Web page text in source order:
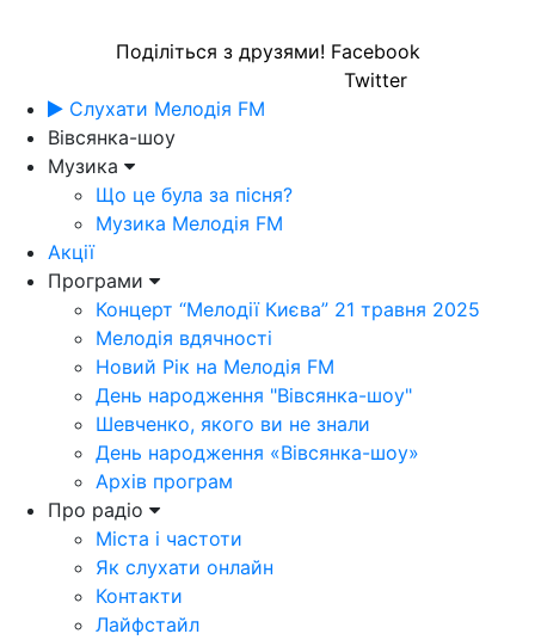
Поділіться з друзями! Facebook
Twitter
Слухати Мелодія FM
Вівсянка-шоу
Музика
Що це була за пісня?
Музика Мелодія FM
Акції
Програми
Концерт “Мелодії Києва” 21 травня 2025
Мелодія вдячності
Новий Рік на Мелодія FM
День народження "Вівсянка-шоу"
Шевченко, якого ви не знали
День народження «Вівсянка-шоу»
Архів програм
Про радіо
Міста і частоти
Як слухати онлайн
Контакти
Лайфстайл